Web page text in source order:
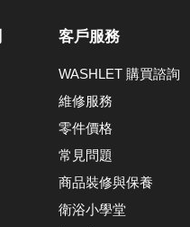
客戶服務
WASHLET 購買諮詢
維修服務
零件價格
常見問題
商品裝修與保養
衛浴小學堂